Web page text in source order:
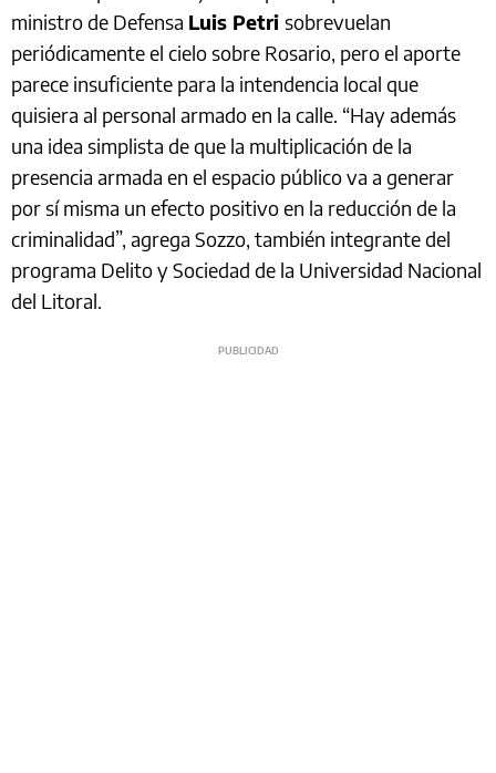
ministro de Defensa Luis Petri sobrevuelan
periódicamente el cielo sobre Rosario, pero el aporte
parece insuficiente para la intendencia local que
quisiera al personal armado en la calle. “Hay además
una idea simplista de que la multiplicación de la
presencia armada en el espacio público va a generar
por sí misma un efecto positivo en la reducción de la
criminalidad”, agrega Sozzo, también integrante del
programa Delito y Sociedad de la Universidad Nacional
del Litoral.